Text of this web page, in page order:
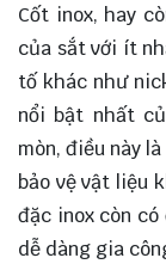
Cốt inox, hay
của sắt với ít
tố khác như
nổi bật nhất
mòn, điều này
bảo vệ vật liệu
đặc inox còn
dễ dàng gia